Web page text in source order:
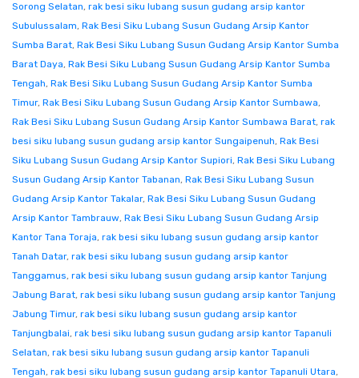
Sorong Selatan, rak besi siku lubang susun gudang arsip kantor
Subulussalam, Rak Besi Siku Lubang Susun Gudang Arsip Kantor
Sumba Barat, Rak Besi Siku Lubang Susun Gudang Arsip Kantor Sumba
Barat Daya, Rak Besi Siku Lubang Susun Gudang Arsip Kantor Sumba
Tengah, Rak Besi Siku Lubang Susun Gudang Arsip Kantor Sumba
Timur, Rak Besi Siku Lubang Susun Gudang Arsip Kantor Sumbawa,
Rak Besi Siku Lubang Susun Gudang Arsip Kantor Sumbawa Barat, rak
besi siku lubang susun gudang arsip kantor Sungaipenuh, Rak Besi
Siku Lubang Susun Gudang Arsip Kantor Supiori, Rak Besi Siku Lubang
Susun Gudang Arsip Kantor Tabanan, Rak Besi Siku Lubang Susun
Gudang Arsip Kantor Takalar, Rak Besi Siku Lubang Susun Gudang
Arsip Kantor Tambrauw, Rak Besi Siku Lubang Susun Gudang Arsip
Kantor Tana Toraja, rak besi siku lubang susun gudang arsip kantor
Tanah Datar, rak besi siku lubang susun gudang arsip kantor
Tanggamus, rak besi siku lubang susun gudang arsip kantor Tanjung
Jabung Barat, rak besi siku lubang susun gudang arsip kantor Tanjung
Jabung Timur, rak besi siku lubang susun gudang arsip kantor
Tanjungbalai, rak besi siku lubang susun gudang arsip kantor Tapanuli
Selatan, rak besi siku lubang susun gudang arsip kantor Tapanuli
Tengah, rak besi siku lubang susun gudang arsip kantor Tapanuli Utara,